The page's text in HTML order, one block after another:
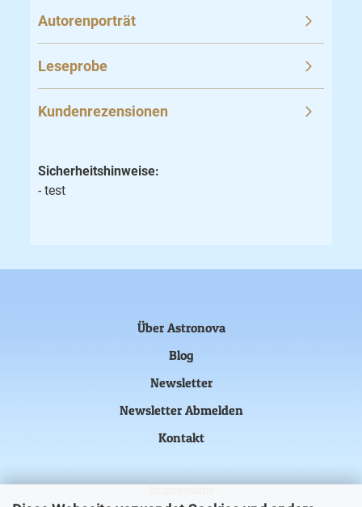
Autorenporträt
Leseprobe
Kundenrezensionen
Sicherheitshinweise:
- test
Über Astronova
Blog
Newsletter
Newsletter Abmelden
Kontakt
Impressum